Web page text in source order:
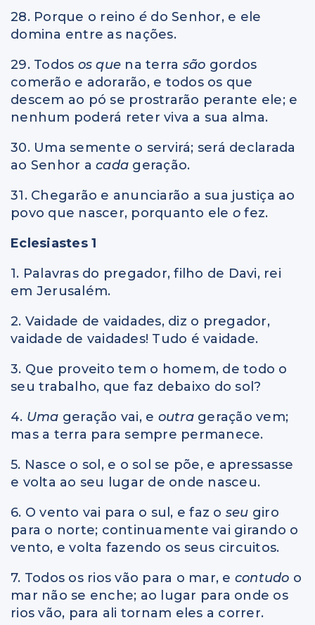
28. Porque o reino é do Senhor, e ele
domina entre as nações.
29. Todos os que na terra são gordos
comerão e adorarão, e todos os que
descem ao pó se prostrarão perante ele; e
nenhum poderá reter viva a sua alma.
30. Uma semente o servirá; será declarada
ao Senhor a cada geração.
31. Chegarão e anunciarão a sua justiça ao
povo que nascer, porquanto ele ofez.
Eclesiastes 1
1. Palavras do pregador, filho de Davi, rei
em Jerusalém.
2. Vaidade de vaidades, diz o pregador,
vaidade de vaidades! Tudo é vaidade.
3. Que proveito tem o homem, de todo o
seu trabalho, que faz debaixo do sol?
4. Uma geração vai, e outra geração vem;
mas a terra para sempre permanece.
5. Nasce o sol, e o sol se põe, e apressasse
e volta ao seu lugar de onde nasceu.
6. O vento vai para o sul, e faz o seu giro
para o norte; continuamente vai girando o
vento, e volta fazendo os seus circuitos.
7. Todos os rios vão para o mar, e contudo o
mar não se enche; ao lugar para onde os
rios vão, para ali tornam eles a correr.